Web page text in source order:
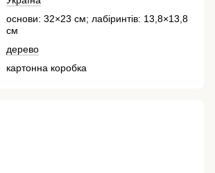
основи: 32×23 см; лабіринтів: 13,8×13,8
см
дерево
картонна коробка